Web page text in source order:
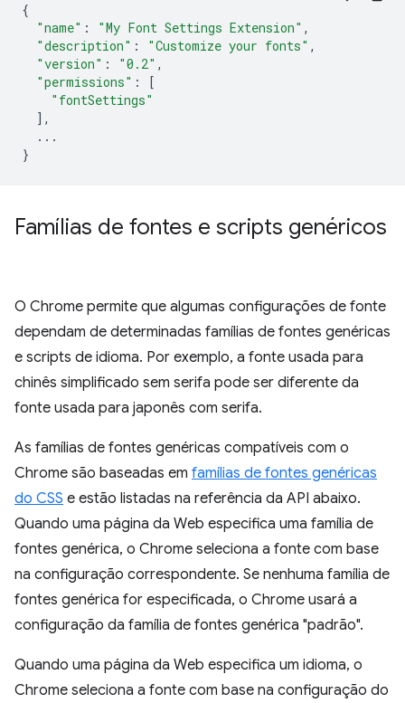
{
"name" : "My Font Settings Extension" ,
"description" : "Customize your fonts" ,
"version" : "0.2" ,
"permissions" :
[
"fontSettings"
],
...
}
Famílias de fontes e scripts genéricos
O Chrome permite que algumas configurações de fonte
dependam de determinadas famílias de fontes genéricas
e scripts de idioma. Por exemplo, a fonte usada para
chinês simplificado sem serifa pode ser diferente da
fonte usada para japonês com serifa.
As famílias de fontes genéricas compatíveis com o
Chrome são baseadas em famílias de fontes genéricas
do CSS e estão listadas na referência da API abaixo.
Quando uma página da Web especifica uma família de
fontes genérica, o Chrome seleciona a fonte com base
na configuração correspondente. Se nenhuma família de
fontes genérica for especificada, o Chrome usará a
configuração da família de fontes genérica "padrão".
Quando uma página da Web especifica um idioma, o
Chrome seleciona a fonte com base na configuração do